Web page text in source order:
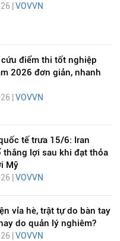
|VOVVN
cứu điểm thi tốt nghiệp
2026 đơn giản, nhanh
| VOVVN
tế trưa 15/6: Iran
thắng lợi sau khi đạt thỏa
Mỹ
| VOVVN
vỉa hè, trật tự do bàn tay
do quản lý nghiêm?
| VOVVN